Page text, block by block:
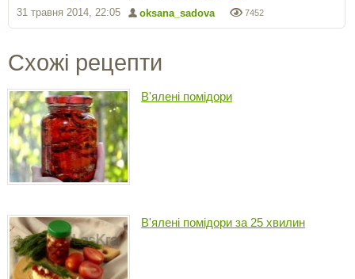
7452
oksana_sadova
31 травня 2014, 22:05
Схожі рецепти
В'ялені помідори
В'ялені помідори за 25 хвилин